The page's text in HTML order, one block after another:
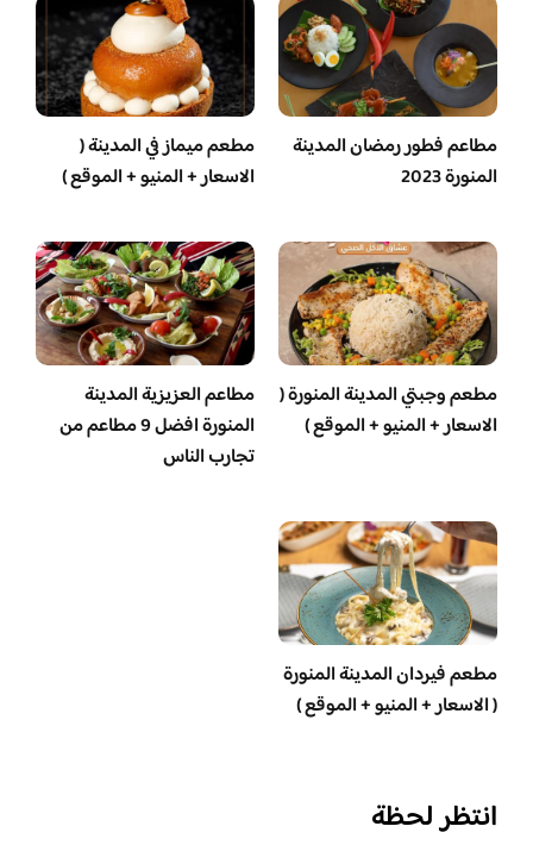
مطاعم فطور رمضان المدينة
المنورة 2023
مطعم ميماز في المدينة (
الاسعار + المنيو + الموقع )
مطعم وجبتي المدينة المنورة (
الاسعار + المنيو + الموقع )
مطاعم العزيزية المدينة
المنورة افضل 9 مطاعم من
تجارب الناس
مطعم فيردان المدينة المنورة
( الاسعار + المنيو + الموقع )
انتظر لحظة